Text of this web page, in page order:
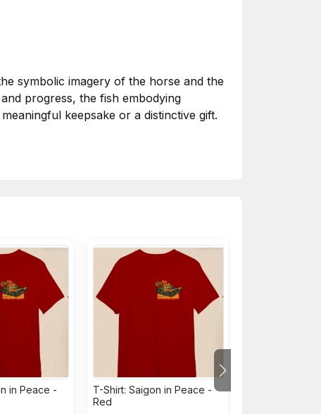
symbolic imagery of the horse and the
progress, the fish embodying
keepsake or a distinctive gift.
sự thịnh vượng và sung túc. Kết hợp
và độc đáo.
in Peace -
T-Shirt: Saigon in Peace -
Red